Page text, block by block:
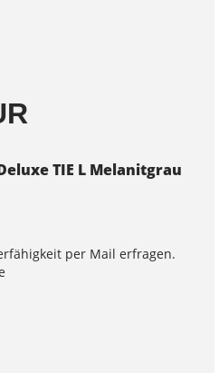
TIE L Melanitgrau
per Mail erfragen.